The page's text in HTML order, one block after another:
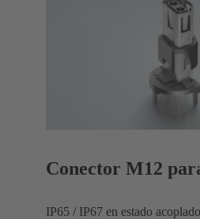
Conector M12
IP65 / IP67 en estado